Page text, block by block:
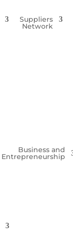
Suppliers
Network
Business and
Entrepreneurship